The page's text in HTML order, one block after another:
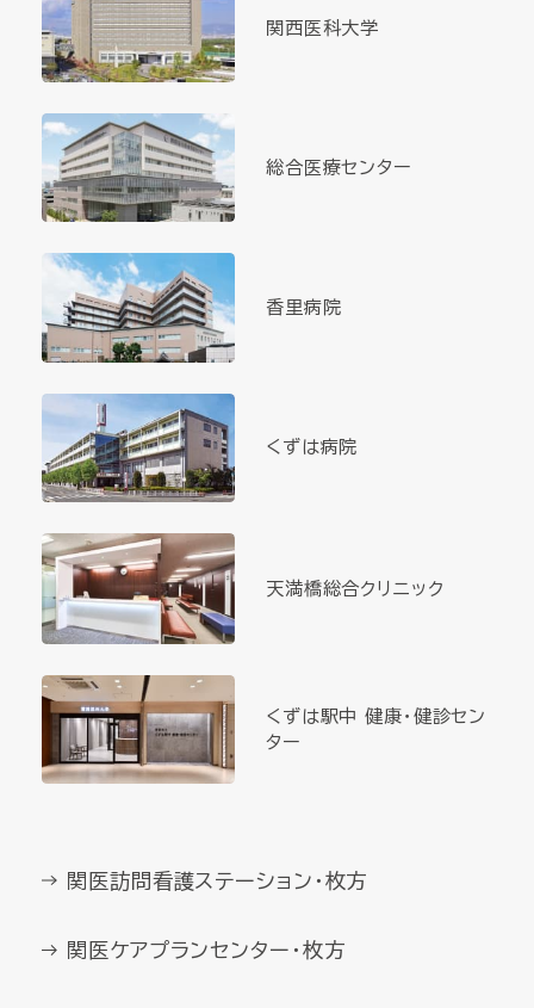
関西医科大学
総合医療センター
香里病院
くずは病院
天満橋総合クリニック
くずは駅中 健康・健診セン
ター
関医訪問看護ステーション・枚方
関医ケアプランセンター・枚方